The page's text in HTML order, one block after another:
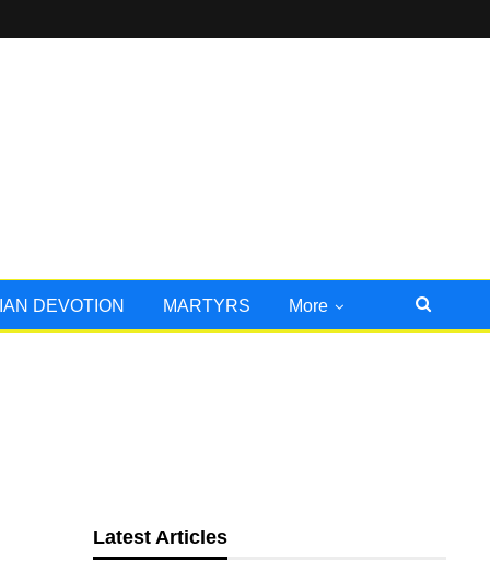
DEVOTION MARTYRS More
Latest Articles